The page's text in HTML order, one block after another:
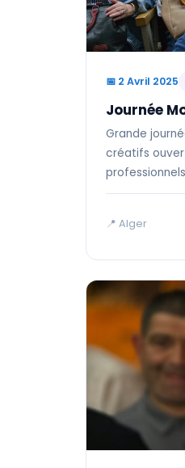
📅 2 Avril 2025
Journée
Grande
créatifs
📍 Alger